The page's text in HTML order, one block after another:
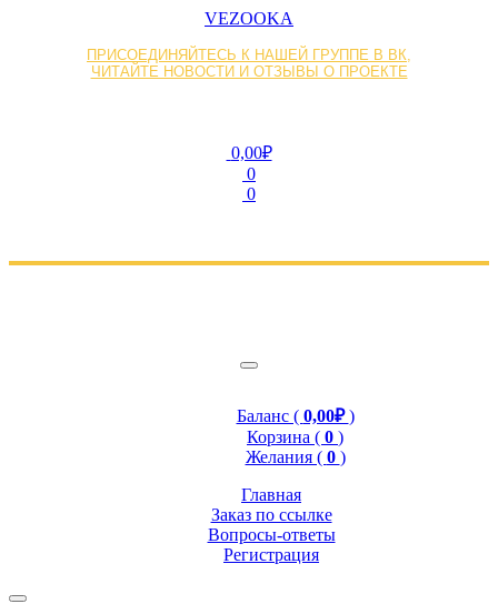
VEZOOKA
ПРИСОЕДИНЯЙТЕСЬ К НАШЕЙ ГРУППЕ В ВК,
ЧИТАЙТЕ НОВОСТИ И ОТЗЫВЫ О ПРОЕКТЕ
0,00₽
0
0
Баланс ( 0,00₽)
Корзина ( 0 )
Желания ( 0 )
Главная
Заказ по ссылке
Вопросы-ответы
Регистрация